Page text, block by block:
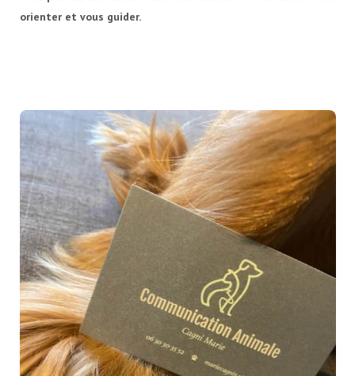
orienter et vous guider.